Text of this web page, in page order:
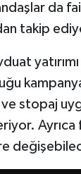
da
takip
stopaj
Ayrıca